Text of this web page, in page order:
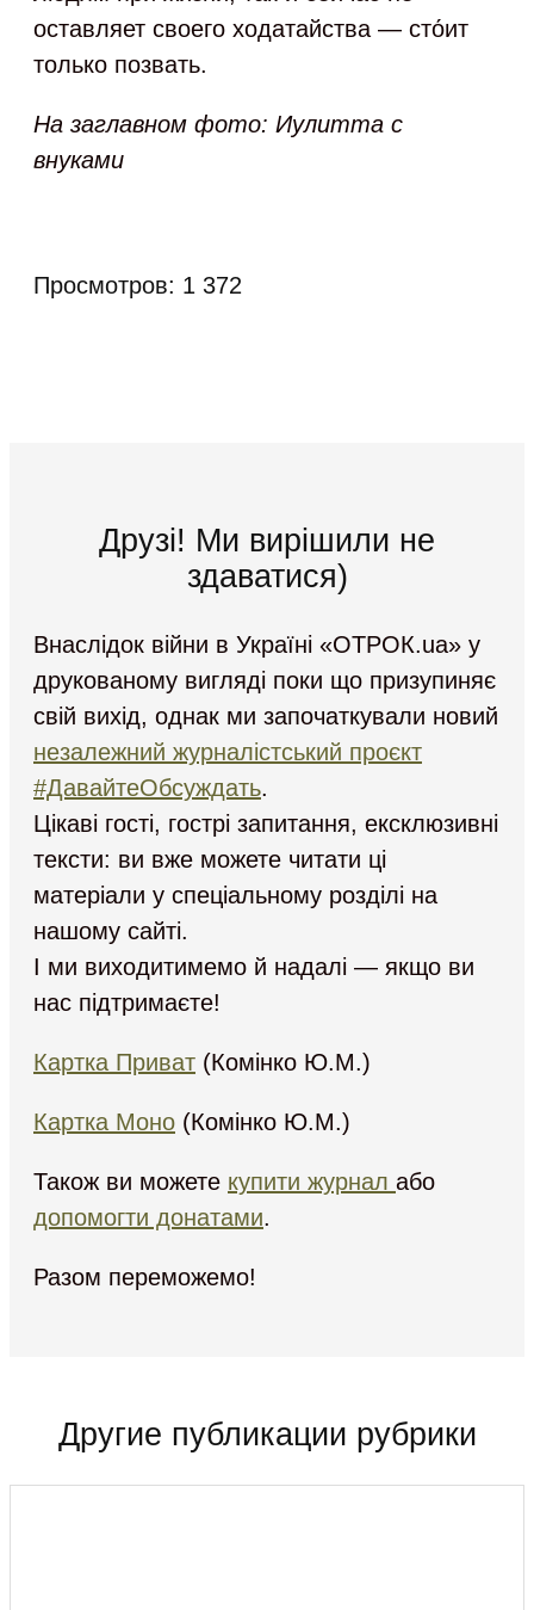
оставляет своего ходатайства — сто́ит
только позвать.
На заглавном фото: Иулитта с
внуками
Просмотров: 1 372
Друзі! Ми вирішили не
здаватися)
Внаслідок війни в Україні «ОТРОК.ua» у
друкованому вигляді поки що призупиняє
свій вихід, однак ми започаткували новий
незалежний журналістський проєкт
#ДавайтеОбсуждать.
Цікаві гості, гострі запитання, ексклюзивні
тексти: ви вже можете читати ці
матеріали у спеціальному розділі на
нашому сайті.
І ми виходитимемо й надалі — якщо ви
нас підтримаєте!
Картка Приват (Комінко Ю.М.)
Картка Моно (Комінко Ю.М.)
Також ви можете купити журнал або
допомогти донатами.
Разом переможемо!
Другие публикации рубрики